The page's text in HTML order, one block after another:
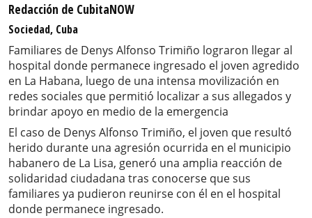
Redacción de CubitaNOW
Sociedad, Cuba
Familiares de Denys Alfonso Trimiño lograron llegar al
hospital donde permanece ingresado el joven agredido
en La Habana, luego de una intensa movilización en
redes sociales que permitió localizar a sus allegados y
brindar apoyo en medio de la emergencia
El caso de Denys Alfonso Trimiño, el joven que resultó
herido durante una agresión ocurrida en el municipio
habanero de La Lisa, generó una amplia reacción de
solidaridad ciudadana tras conocerse que sus
familiares ya pudieron reunirse con él en el hospital
donde permanece ingresado.